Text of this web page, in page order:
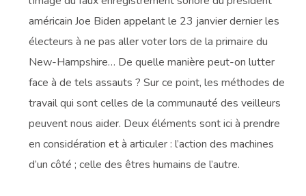
américain Joe Biden appelant le 23 janvier dernier les
électeurs à ne pas aller voter lors de la primaire du
New-Hampshire… De quelle manière peut-on lutter
face à de tels assauts ? Sur ce point, les méthodes de
travail qui sont celles de la communauté des veilleurs
peuvent nous aider. Deux éléments sont ici à prendre
en considération et à articuler : l’action des machines
d’un côté ; celle des êtres humains de l’autre.